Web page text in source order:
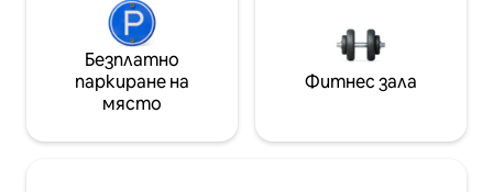
Безплатно
паркиране на
място
Фитнес зала